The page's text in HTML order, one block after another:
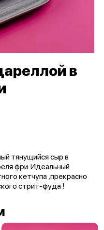
в
тянущийся сыр в
фри. Идеальный
кетчупа ,прекрасно
стрит-фуда !